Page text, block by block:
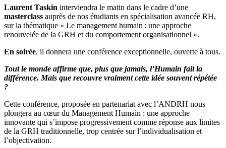
Laurent Taskin interviendra le matin dans le cadre d’une
masterclass auprès de nos étudiants en spécialisation avancée RH,
sur la thématique « Le management humain : une approche
renouvelée de la GRH et du comportement organisationnel ».
En soirée, il donnera une conférence exceptionnelle, ouverte à tous.
Tout le monde affirme que, plus que jamais, l’Humain fait la
différence. Mais que recouvre vraiment cette idée souvent répétée
?
Cette conférence, proposée en partenariat avec l’ANDRH nous
plongera au cœur du Management Humain : une approche
innovante qui s’impose progressivement comme réponse aux limites
de la GRH traditionnelle, trop centrée sur l’individualisation et
l’objectivation.